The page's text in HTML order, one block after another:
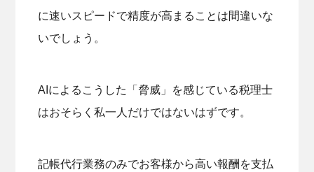
に速いスピードで精度が高まることは間違いな
いでしょう。
AIによるこうした「脅威」を感じている税理士
はおそらく私一人だけではないはずです。
記帳代行業務のみでお客様から高い報酬を支払